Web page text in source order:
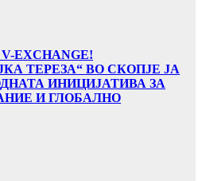
EXCHANGE!
ТЕРЕЗА“ ВО СКОПЈЕ ЈА
ИНИЦИЈАТИВА ЗА
И ГЛОБАЛНО